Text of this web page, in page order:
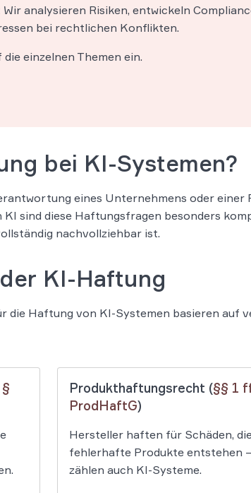
Wir analysieren Risiken, entwickeln
bei rechtlichen Konflikten.
einzelnen Themen ein.
bei KI-Systemen?
eines Unternehmens oder
sind diese Haftungsfragen besonders
nachvollziehbar ist.
KI-Haftung
die Haftung von KI-Systemen basieren auf
§
Produkthaftungsrecht (§§ 1
ProdHaftG)
Hersteller haften für Schäden,
fehlerhafte Produkte entstehen
zählen auch KI-Systeme.